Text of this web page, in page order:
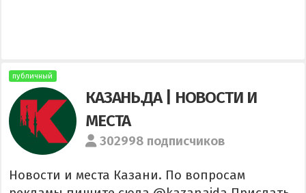
публичный
КАЗАНЬ.ДА | НОВОСТИ И
МЕСТА
302998 подписчиков
Новости и места Казани. По вопросам